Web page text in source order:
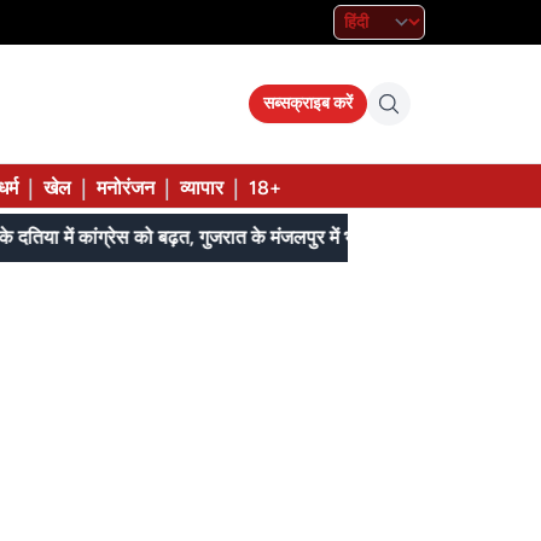
सब्सक्राइब करें
खेल मनोरंजन व्यापार 18+
MP के दतिया में कांग्रेस को बढ़त, गुजरात के मंजलपुर में भाजपा की जीत लगभग तय